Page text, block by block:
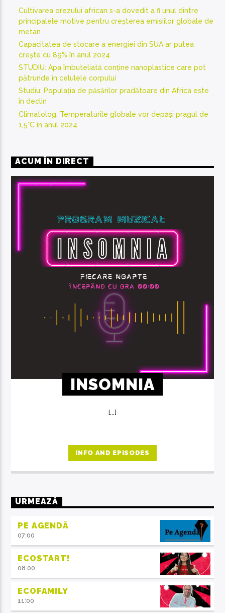
Cultivarea orezului african s-a dovedit a fi unul dintre
principalele motive pentru creșterea emisiilor globale de
metan
Capacitatea de stocare a energiei din SUA ar putea
crește cu 89% în anul 2024
STUDIU: Apa îmbuteliată conține nanoplastice care pot
pătrunde în celulele corpului
Studiu: Populația de păsărilor pradătoare din Africa este
în declin
Climatolog: Temperaturile globale vor depăși pragul de
1,5°C în anul 2024
ACUM ÎN DIRECT
INSOMNIA
[...]
INFO AND EPISODES
URMEAZĂ
PE AGENDĂ
07:00
ECOSTART!
08:00
ECOFAMILY
11:00